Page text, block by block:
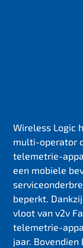
Wireless Logic
multi-operator
telemetrie-
een mobiele
beperkt.
vloot van v2v
telemetrie-
jaar.